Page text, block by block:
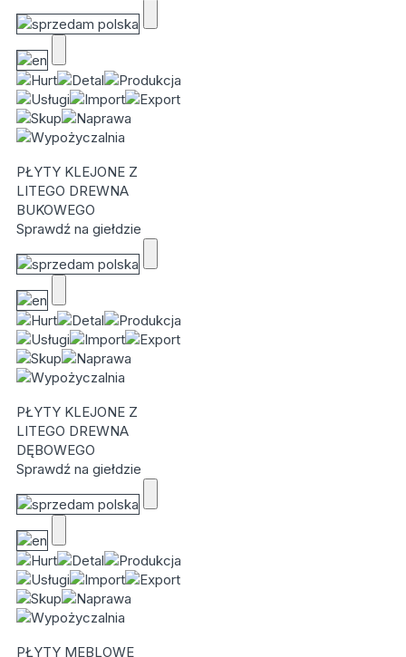
PŁYTY KLEJONE Z
LITEGO DREWNA
BUKOWEGO
Sprawdź na giełdzie
PŁYTY KLEJONE Z
LITEGO DREWNA
DĘBOWEGO
Sprawdź na giełdzie
PŁYTY MEBLOWE